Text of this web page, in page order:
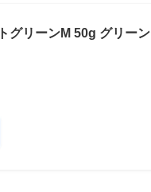
グリーンM 50g グリー